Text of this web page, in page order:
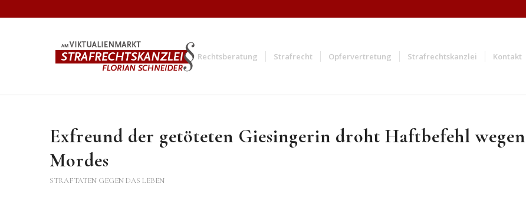
Rechtsberatung Strafrecht Opfervertretung Strafrechtskanzlei Kontakt
Exfreund der getöteten Giesingerin droht Haftbefehl wegen
Mordes
STRAFTATEN GEGEN DAS LEBEN